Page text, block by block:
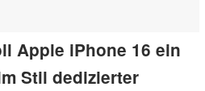
Apple iPhone 16 ein
Stil dedizierter